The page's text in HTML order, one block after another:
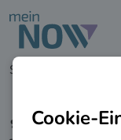
zu den
Startseite